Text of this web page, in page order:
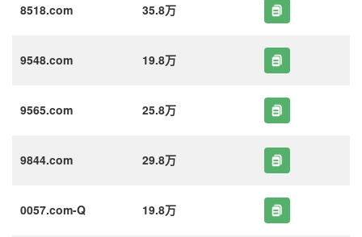
8518.com 35.8万
9548.com 19.8万
9565.com 25.8万
9844.com 29.8万
0057.com-Q 19.8万